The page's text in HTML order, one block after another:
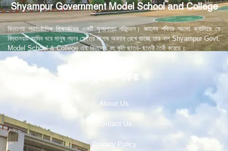
Shyampur Government Model School and College
বিদ্যালয় প্রাতিষ্ঠানিক শিক্ষার্জনের একটি সুপ্রশস্ত পরিমন্ডল। জ্ঞানের পবিত্র আলো জ্বালিয়ে যে
বিদ্যালয়টি বহুদিন ধরে মানুষ গড়ার ক্ষেত্রে বিশেষ অবদান রেখে যাচ্ছে তার নাম Shyampur Govt.
Model School & College এই বিদ্যালয় বহু কৃতি ছাত্র- ছাত্রী তৈরী করেছে।
স্কুল সম্পর্কিত
About Us
Contact Us
Privacy Policy